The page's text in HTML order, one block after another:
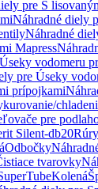
pre S
Náhradné diely
Náhradné
Mapress
Úseky vodomeru
pre Úseky
prípojkami
pre
Silent-db20Rúry
Odbočky
tvarovky
Kolená